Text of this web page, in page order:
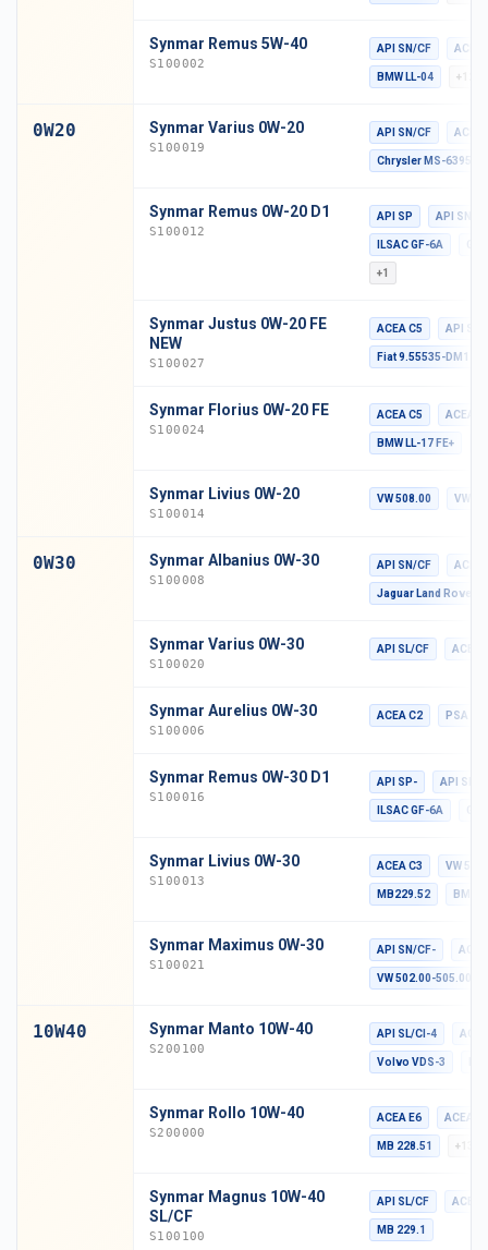
Synmar Remus 5W-40
S100002
API SN/CF ACEA
BMW LL-04 +12
0W20 Synmar Varius 0W-20
S100019
API SN/CF ACEA
Chrysler MS-6395
Synmar Remus 0W-20 D1
S100012
API SP API SN
ILSAC GF-6A
+1
Synmar Justus 0W-20 FE
NEW
S100027
ACEA C5 API SN
Fiat 9.55535-DM1
Synmar Florius 0W-20 FE
S100024
ACEA C5 ACEA
BMW LL-17 FE+
Synmar Livius 0W-20
S100014
VW 508.00 VW
0W30 Synmar Albanius 0W-30
S100008
API SN/CF ACEA
Jaguar Land Rover
Synmar Varius 0W-30
S100020
API SL/CF ACEA
Synmar Aurelius 0W-30
S100006
ACEA C2 PSA
Synmar Remus 0W-30 D1
S100016
API SP- API SN
ILSAC GF-6A
Synmar Livius 0W-30
S100013
ACEA C3 VW
MB229.52 BMW
Synmar Maximus 0W-30
S100021
API SN/CF-
VW 502.00-505.00
10W40 Synmar Manto 10W-40
S200100
API SL/CI-4
Volvo VDS-3
Synmar Rollo 10W-40
S200000
ACEA E6 ACEA E7
MB 228.51 +13
Synmar Magnus 10W-40
SL/CF
S100100
API SL/CF ACEA
MB 229.1